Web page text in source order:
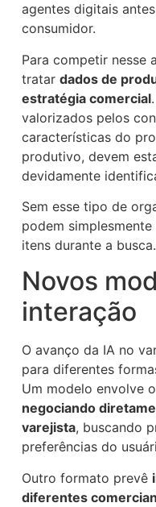
agentes digitais
consumidor.
Para competir nesse
tratardados de
estratégia comercial
valorizados pelos
características do
produtivo, devem
devidamente
Sem esse tipo de
podem
itens durante a busca.
Novos
interação
O avanço da IA no
para diferentes
Um modelo envolve
negociando
varejista, buscando
preferências do
Outro formato prevê
diferentes